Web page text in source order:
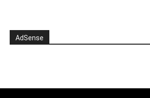
AdSense